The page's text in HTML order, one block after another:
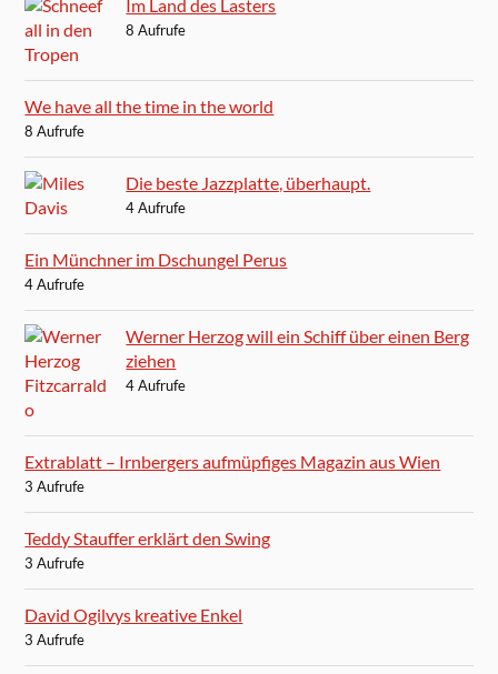
Im Land des Lasters
8 Aufrufe
We have all the time in the world
8 Aufrufe
Die beste Jazzplatte, überhaupt.
4 Aufrufe
Ein Münchner im Dschungel Perus
4 Aufrufe
Werner Herzog will ein Schiff über einen Berg
ziehen
4 Aufrufe
Extrablatt – Irnbergers aufmüpfiges Magazin aus Wien
3 Aufrufe
Teddy Stauffer erklärt den Swing
3 Aufrufe
David Ogilvys kreative Enkel
3 Aufrufe